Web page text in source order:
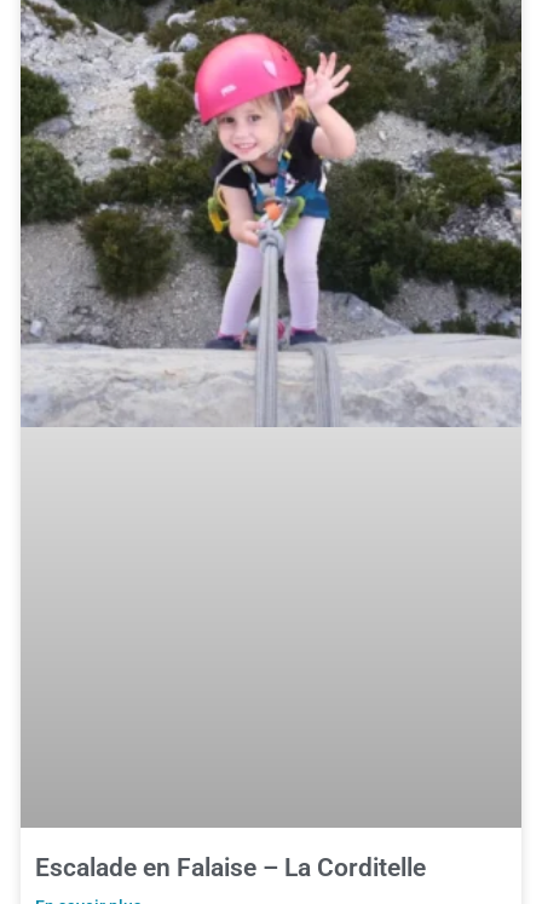
Escalade en Falaise – La Corditelle